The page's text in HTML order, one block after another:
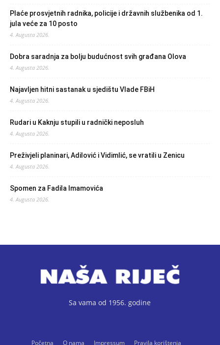
Plaće prosvjetnih radnika, policije i državnih službenika od 1.
jula veće za 10 posto
4. Augusta 2026.
Dobra saradnja za bolju budućnost svih građana Olova
4. Augusta 2026.
Najavljen hitni sastanak u sjedištu Vlade FBiH
4. Augusta 2026.
Rudari u Kaknju stupili u radnički neposluh
4. Augusta 2026.
Preživjeli planinari, Adilović i Vidimlić, se vratili u Zenicu
4. Augusta 2026.
Spomen za Fadila Imamovića
4. Augusta 2026.
Sa vama od 1956. godine
Početna O nama Impressum Pravila korištenja